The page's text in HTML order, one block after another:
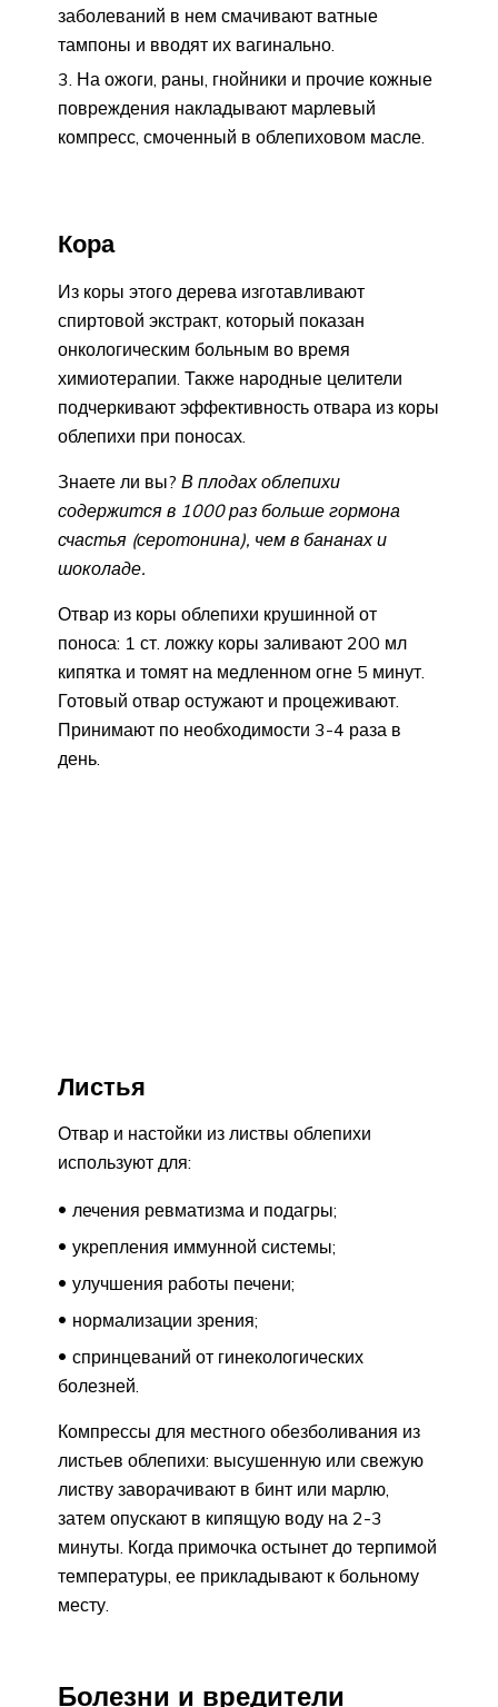
заболеваний в нем смачивают ватные
тампоны и вводят их вагинально.
На ожоги, раны, гнойники и прочие кожные
повреждения накладывают марлевый
компресс, смоченный в облепиховом масле.
Кора
Из коры этого дерева изготавливают
спиртовой экстракт, который показан
онкологическим больным во время
химиотерапии. Также народные целители
подчеркивают эффективность отвара из коры
облепихи при поносах.
Знаете ли вы? В плодах облепихи
содержится в 1000 раз больше гормона
счастья (серотонина), чем в бананах и
шоколаде.
Отвар из коры облепихи крушинной от
поноса: 1 ст. ложку коры заливают 200 мл
кипятка и томят на медленном огне 5 минут.
Готовый отвар остужают и процеживают.
Принимают по необходимости 3-4 раза в
день.
Листья
Отвар и настойки из листвы облепихи
используют для:
лечения ревматизма и подагры;
укрепления иммунной системы;
улучшения работы печени;
нормализации зрения;
спринцеваний от гинекологических
болезней.
Компрессы для местного обезболивания из
листьев облепихи: высушенную или свежую
листву заворачивают в бинт или марлю,
затем опускают в кипящую воду на 2-3
минуты. Когда примочка остынет до терпимой
температуры, ее прикладывают к больному
месту.
Болезни и вредители